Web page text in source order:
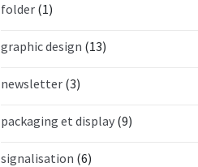
folder (1)
graphic design (13)
newsletter (3)
packaging et display (9)
signalisation (6)